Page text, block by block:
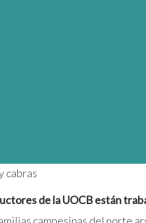
de la UOCB están
campesinas del norte